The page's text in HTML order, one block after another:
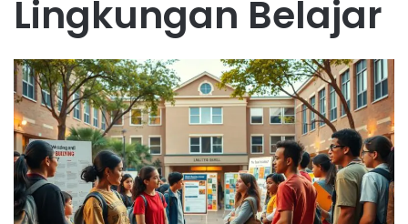
Lingkungan Belajar